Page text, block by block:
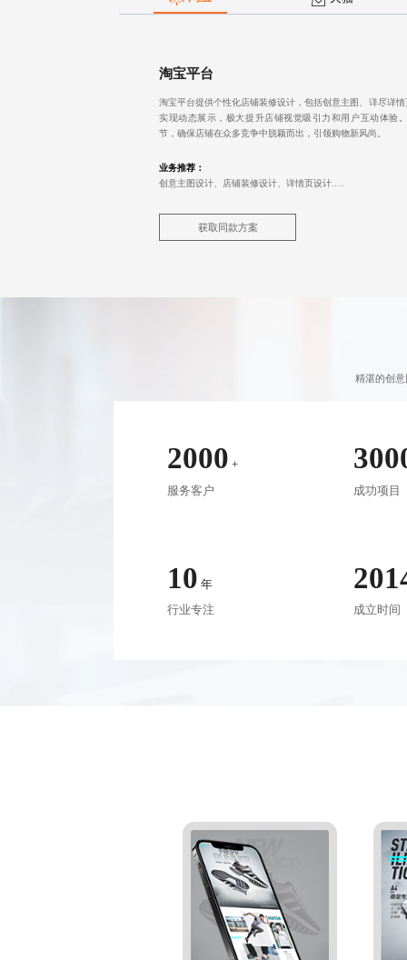
淘宝平台
淘宝平台提供个性化店铺装修设计，包括创意主图、详尽详
实现动态展示，极大提升店铺视觉吸引力和用户互动体验
节，确保店铺在众多竞争中脱颖而出，引领购物新风尚。
业务推荐：
创意主图设计 、店铺装修设计、详情页设计.....
获取同款方案
精湛的创
10 年
行业专注
成功项目
成立时间
2000 +
服务客户